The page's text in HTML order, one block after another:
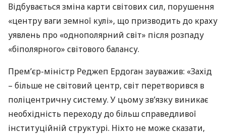
Відбувається зміна карти світових сил, порушення
«центру ваги земної кулі», що призводить до краху
уявлень про «однополярний світ» після розпаду
«біполярного» світового балансу.
Прем’єр-міністр Реджеп Ердоган зауважив: «Захід
– більше не світовий центр, світ перетворився в
поліцентричну систему. У цьому зв’язку виникає
необхідність переходу до більш справедливої
інституційній структурі. Ніхто не може сказати,